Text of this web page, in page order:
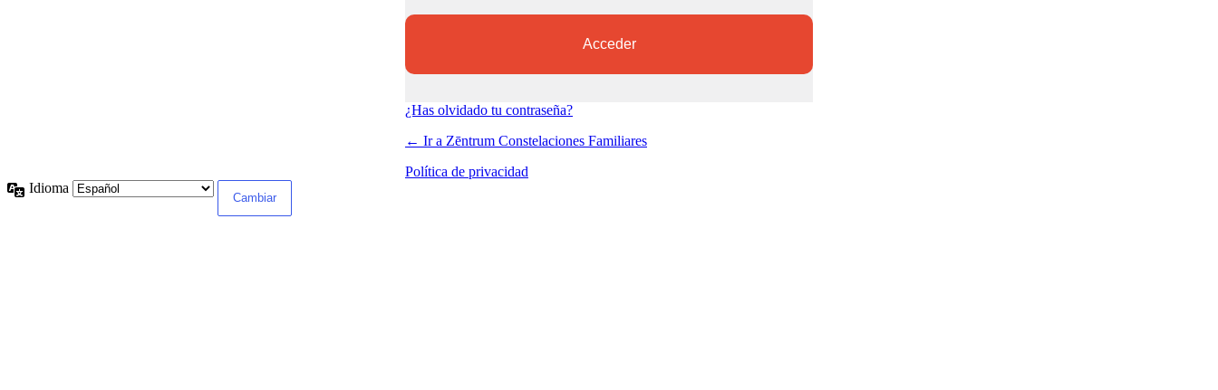
¿Has olvidado tu contraseña?
← Ir a Zēntrum Constelaciones Familiares
Política de privacidad
Idioma